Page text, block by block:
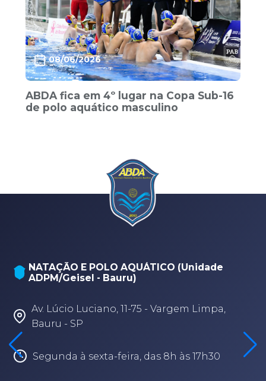
08/06/2026
ABDA fica em 4º lugar na Copa Sub-16
de polo aquático masculino
NATAÇÃO E POLO AQUÁTICO (Unidade
ADPM/Geisel - Bauru)
Av. Lúcio Luciano, 11-75 - Vargem Limpa,
Bauru - SP
Segunda à sexta-feira, das 8h às 17h30